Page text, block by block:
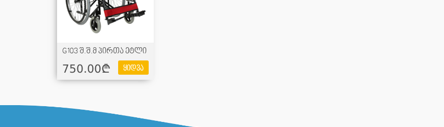
G103 შ.შ.მ პირთა ეტლი
750.00¢ ყიდვა